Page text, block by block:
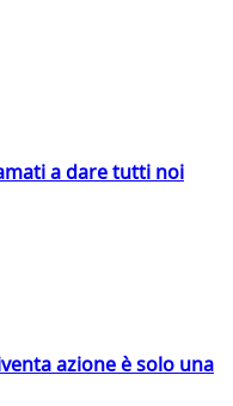
a dare tutti noi
azione è solo una